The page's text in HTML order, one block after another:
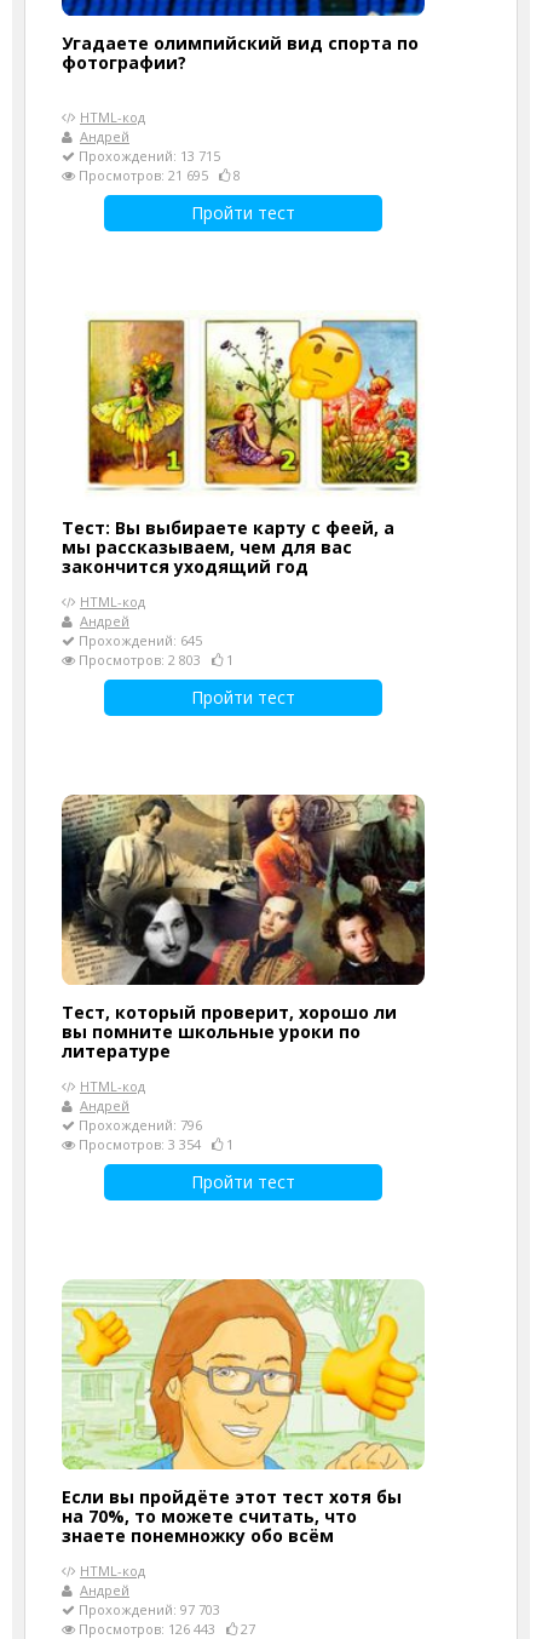
Угадаете олимпийский вид спорта по
фотографии?
HTML-код
Андрей
Прохождений: 13 715
Просмотров: 21 695
8
Пройти тест
Тест: Вы выбираете карту с феей, а
мы рассказываем, чем для вас
закончится уходящий год
HTML-код
Андрей
Прохождений: 645
Просмотров: 2 803
1
Пройти тест
Тест, который проверит, хорошо ли
вы помните школьные уроки по
литературе
HTML-код
Андрей
Прохождений: 796
Просмотров: 3 354
1
Пройти тест
Если вы пройдёте этот тест хотя бы
на 70%, то можете считать, что
знаете понемножку обо всём
HTML-код
Андрей
Прохождений: 97 703
Просмотров: 126 443
27